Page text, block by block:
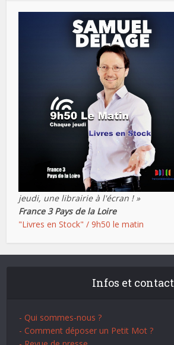
jeudi, une librairie à l'écran ! »
France 3 Pays de la Loire
"Livres en Stock" / 9h50 le matin
Infos et contact
- Qui sommes-nous ?
- Comment déposer un Petit Mot ?